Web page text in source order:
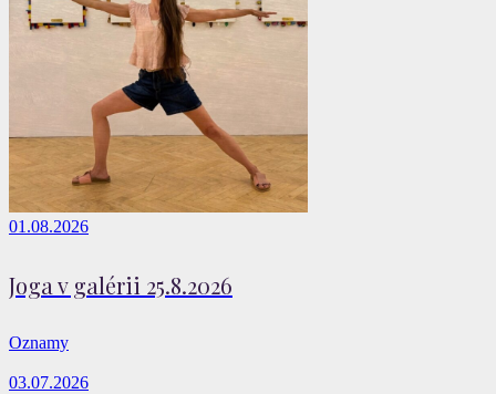
01.08.2026
Joga v galérii 25.8.2026
Oznamy
03.07.2026